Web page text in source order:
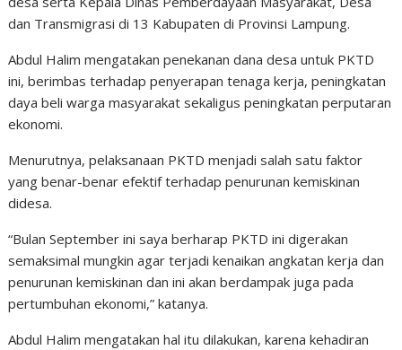
dan Transmigrasi di 13 Kabupaten di Provinsi Lampung.
Abdul Halim mengatakan penekanan dana desa untuk PKTD
ini, berimbas terhadap penyerapan tenaga kerja, peningkatan
daya beli warga masyarakat sekaligus peningkatan perputaran
ekonomi.
Menurutnya, pelaksanaan PKTD menjadi salah satu faktor
yang benar-benar efektif terhadap penurunan kemiskinan
didesa.
“Bulan September ini saya berharap PKTD ini digerakan
semaksimal mungkin agar terjadi kenaikan angkatan kerja dan
penurunan kemiskinan dan ini akan berdampak juga pada
pertumbuhan ekonomi,” katanya.
Abdul Halim mengatakan hal itu dilakukan, karena kehadiran